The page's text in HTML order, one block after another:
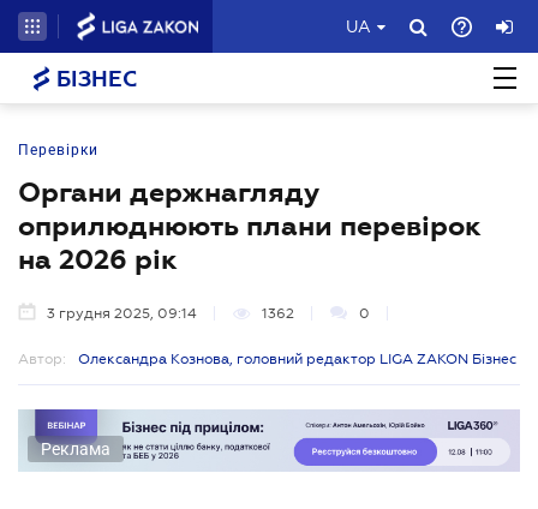
UA
БІЗНЕС
Перевірки
Органи держнагляду
оприлюднюють плани перевірок
на 2026 рік
3 грудня 2025, 09:14 1362 0
Автор: Олександра Кознова, головний редактор LIGA ZAKON Бізнес
Реклама